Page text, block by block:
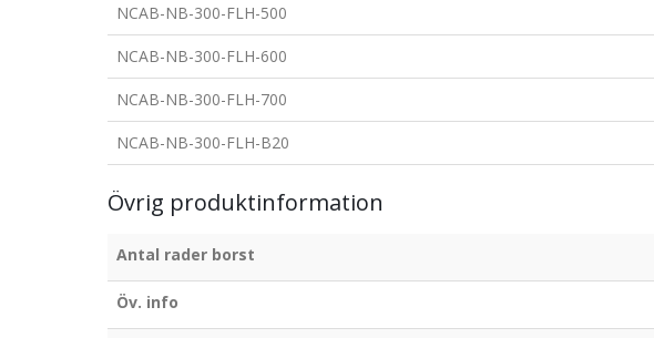
NCAB-NB-300-FLH-500
NCAB-NB-300-FLH-600
NCAB-NB-300-FLH-700
NCAB-NB-300-FLH-B20
Övrig produktinformation
Antal rader borst
Öv. info